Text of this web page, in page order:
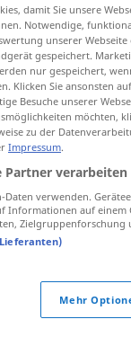
damit Sie unsere
Notwendige,
unserer
gespeichert.
nur gespeichert,
Klicken Sie ansonsten
Besuche unserer
möchten,
zu der
Impressum.
Partner
Daten verwenden.
Informationen auf einem
Zielgruppenforschung
Mehr